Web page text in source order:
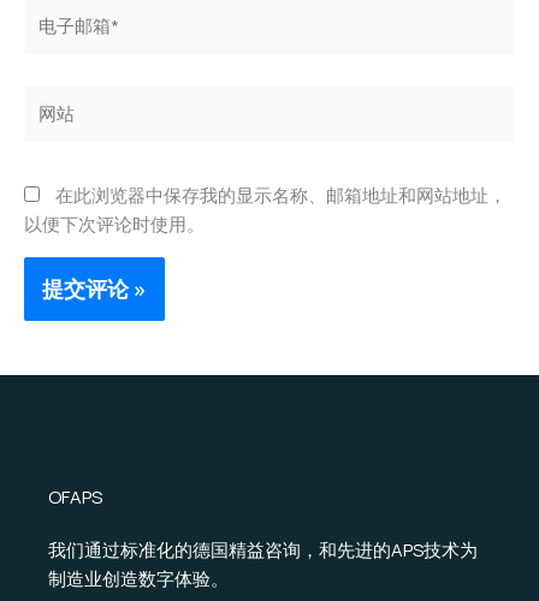
子
站
在此浏览器中保存我的显示名称、邮箱地址和网站地址，
以便下次评论时使用。
OFAPS
我们通过标准化的德国精益咨询，和先进的APS技术为
制造业创造数字体验。